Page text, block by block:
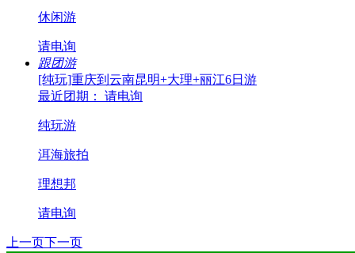
休闲游
请电询
跟团游
[纯玩]重庆到云南昆明+大理+丽江6日游
最近团期： 请电询
纯玩游
洱海旅拍
理想邦
请电询
上一页下一页